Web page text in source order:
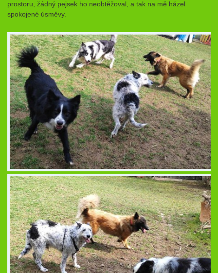
prostoru, žádný pejsek ho neobtěžoval, a tak na mě házel
spokojené úsměvy.